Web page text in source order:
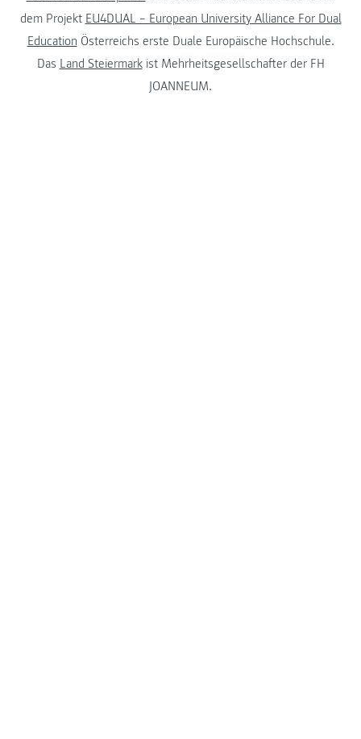
dem Projekt EU4DUAL – European University Alliance For Dual
Education Österreichs erste Duale Europäische Hochschule.
Das Land Steiermarkist Mehrheitsgesellschafter der FH
JOANNEUM.